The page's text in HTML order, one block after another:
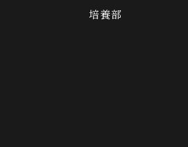
培養部